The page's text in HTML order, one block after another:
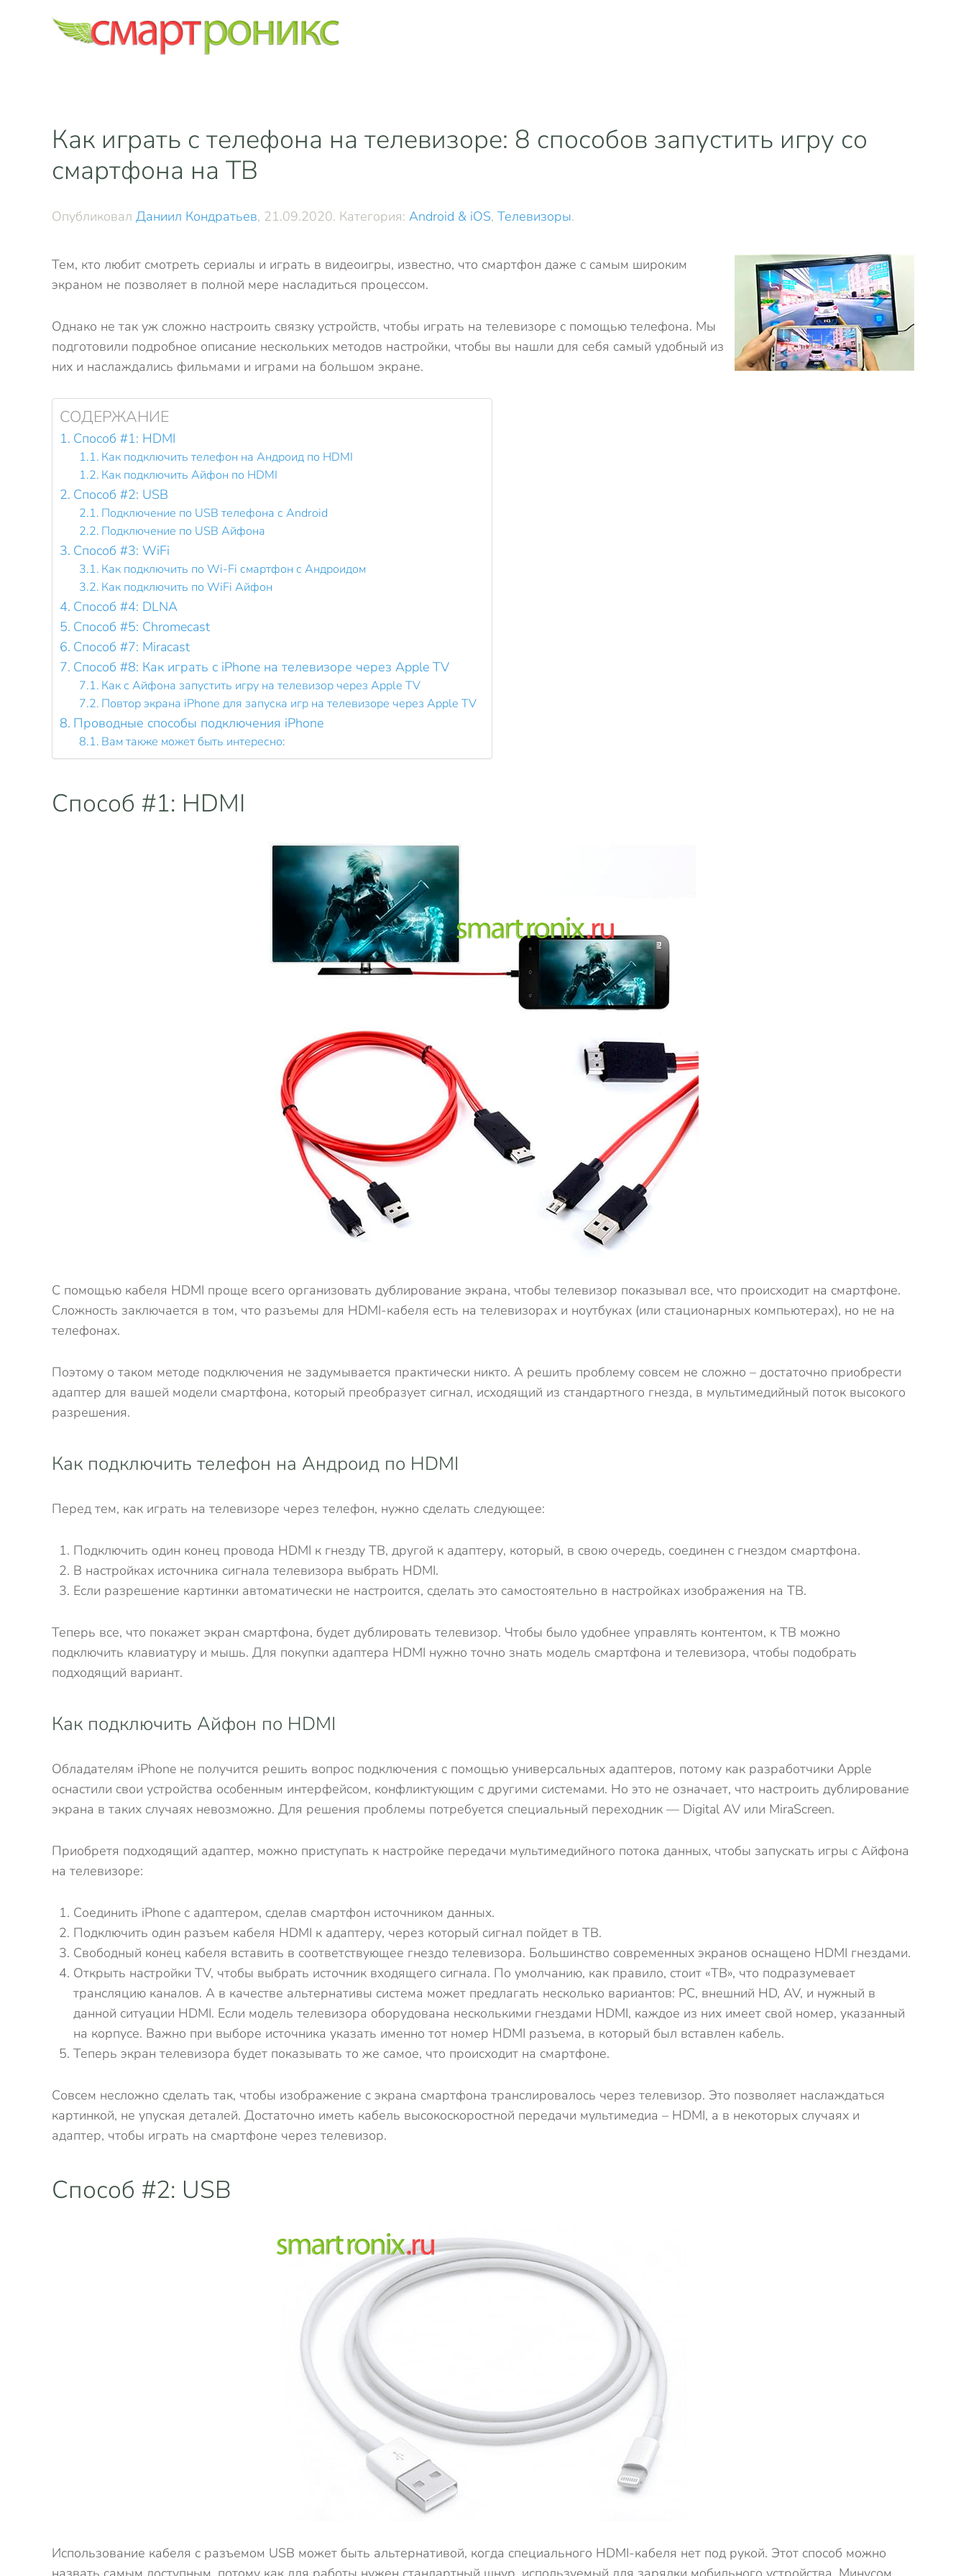
Skip to main content
Как играть с телефона на телевизоре: 8 способов запустить игру со
смартфона на ТВ
Опубликовал Даниил Кондратьев, 21.09.2020. Категория: Android & iOS, Телевизоры.
Тем, кто любит смотреть сериалы и играть в видеоигры, известно, что смартфон даже с самым широким
экраном не позволяет в полной мере насладиться процессом.
Однако не так уж сложно настроить связку устройств, чтобы играть на телевизоре с помощью телефона. Мы
подготовили подробное описание нескольких методов настройки, чтобы вы нашли для себя самый удобный из
них и наслаждались фильмами и играми на большом экране.
СОДЕРЖАНИЕ
Способ #1: HDMI
Как подключить телефон на Андроид по HDMI
Как подключить Айфон по HDMI
Способ #2: USB
Подключение по USB телефона с Android
Подключение по USB Айфона
Способ #3: WiFi
Как подключить по Wi-Fi смартфон с Андроидом
Как подключить по WiFi Айфон
Способ #4: DLNA
Способ #5: Chromecast
Способ #7: Miracast
Способ #8: Как играть с iPhone на телевизоре через Apple TV
Как с Айфона запустить игру на телевизор через Apple TV
Повтор экрана iPhone для запуска игр на телевизоре через Apple TV
Проводные способы подключения iPhone
Вам также может быть интересно:
Способ #1: HDMI
С помощью кабеля HDMI проще всего организовать дублирование экрана, чтобы телевизор показывал все, что происходит на смартфоне.
Сложность заключается в том, что разъемы для HDMI-кабеля есть на телевизорах и ноутбуках (или стационарных компьютерах), но не на
телефонах.
Поэтому о таком методе подключения не задумывается практически никто. А решить проблему совсем не сложно – достаточно приобрести
адаптер для вашей модели смартфона, который преобразует сигнал, исходящий из стандартного гнезда, в мультимедийный поток высокого
разрешения.
Как подключить телефон на Андроид по HDMI
Перед тем, как играть на телевизоре через телефон, нужно сделать следующее:
Подключить один конец провода HDMI к гнезду ТВ, другой к адаптеру, который, в свою очередь, соединен с гнездом смартфона.
В настройках источника сигнала телевизора выбрать HDMI.
Если разрешение картинки автоматически не настроится, сделать это самостоятельно в настройках изображения на ТВ.
Теперь все, что покажет экран смартфона, будет дублировать телевизор. Чтобы было удобнее управлять контентом, к ТВ можно
подключить клавиатуру и мышь. Для покупки адаптера HDMI нужно точно знать модель смартфона и телевизора, чтобы подобрать
подходящий вариант.
Как подключить Айфон по HDMI
Обладателям iPhone не получится решить вопрос подключения с помощью универсальных адаптеров, потому как разработчики Apple
оснастили свои устройства особенным интерфейсом, конфликтующим с другими системами. Но это не означает, что настроить дублирование
экрана в таких случаях невозможно. Для решения проблемы потребуется специальный переходник — Digital AV или MiraScreen.
Приобретя подходящий адаптер, можно приступать к настройке передачи мультимедийного потока данных, чтобы запускать игры с Айфона
на телевизоре:
Соединить iPhone с адаптером, сделав смартфон источником данных.
Подключить один разъем кабеля HDMI к адаптеру, через который сигнал пойдет в ТВ.
Свободный конец кабеля вставить в соответствующее гнездо телевизора. Большинство современных экранов оснащено HDMI гнездами.
Открыть настройки TV, чтобы выбрать источник входящего сигнала. По умолчанию, как правило, стоит «ТВ», что подразумевает
трансляцию каналов. А в качестве альтернативы система может предлагать несколько вариантов: PC, внешний HD, AV, и нужный в
данной ситуации HDMI. Если модель телевизора оборудована несколькими гнездами HDMI, каждое из них имеет свой номер, указанный
на корпусе. Важно при выборе источника указать именно тот номер HDMI разъема, в который был вставлен кабель.
Теперь экран телевизора будет показывать то же самое, что происходит на смартфоне.
Совсем несложно сделать так, чтобы изображение с экрана смартфона транслировалось через телевизор. Это позволяет наслаждаться
картинкой, не упуская деталей. Достаточно иметь кабель высокоскоростной передачи мультимедиа – HDMI, а в некоторых случаях и
адаптер, чтобы играть на смартфоне через телевизор.
Способ #2: USB
Использование кабеля с разъемом USB может быть альтернативой, когда специального HDMI-кабеля нет под рукой. Этот способ можно